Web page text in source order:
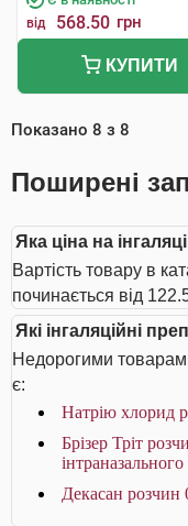
від 568.50 грн
КУПИТИ
Показано 8 з 8
Поширені
Яка ціна на
Вартість товару в
починається від
Які інгаляційні
Недорогими товарами
є:
Натрію хлорид
Брізер Тріт
Декасан розчин